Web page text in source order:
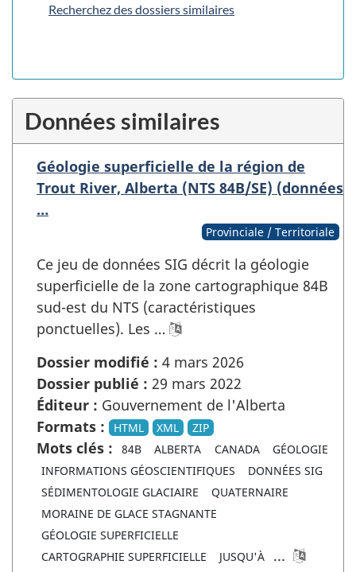
Recherchez des dossiers similaires
Données similaires
Géologie superficielle de la région de
Trout River, Alberta (NTS 84B/SE) (données
…
Provinciale / Territoriale
Ce jeu de données SIG décrit la géologie
superficielle de la zone cartographique 84B
sud-est du NTS (caractéristiques
ponctuelles). Les …
Dossier modifié : 4 mars 2026
Dossier publié : 29 mars 2022
Éditeur : Gouvernement de l'Alberta
Formats :
HTML XML ZIP
Mots clés : 84B ALBERTA CANADA
GÉOLOGIE
INFORMATIONS GÉOSCIENTIFIQUES
DONNÉES SIG
SÉDIMENTOLOGIE GLACIAIRE
QUATERNAIRE
MORAINE DE GLACE STAGNANTE
GÉOLOGIE SUPERFICIELLE
CARTOGRAPHIE SUPERFICIELLE
JUSQU'À ...